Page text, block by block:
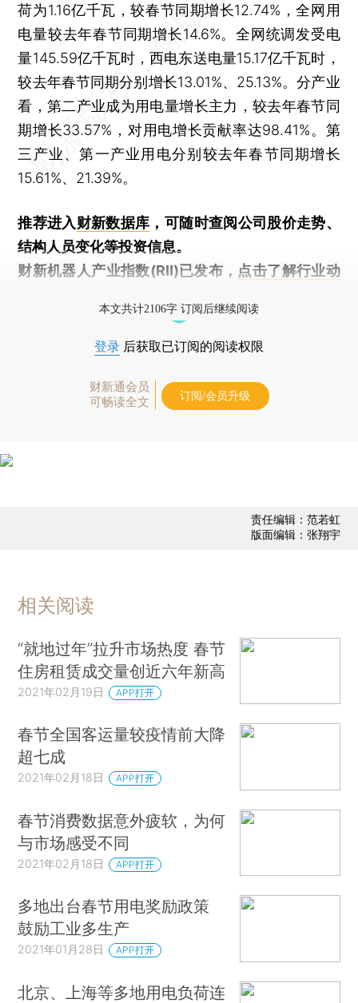
荷为1.16亿千瓦，较春节同期增长12.74%，全网用
电量较去年春节同期增长14.6%。全网统调发受电
量145.59亿千瓦时，西电东送电量15.17亿千瓦时，
较去年春节同期分别增长13.01%、25.13%。分产业
看，第二产业成为用电量增长主力，较去年春节同
期增长33.57%，对用电增长贡献率达98.41%。第
三产业、第一产业用电分别较去年春节同期增长
15.61%、21.39%。
推荐进入财新数据库 ，可随时查阅公司股价走势、
结构人员变化等投资信息。
财新机器人产业指数(RII)已发布， 点击了解行业动
本文共计2106字 订阅后继续阅读
登录 后获取已订阅的阅读权限
财新通会员
可畅读全文
订阅/会员升级
责任编辑：范若虹
版面编辑：张翔宇
相关阅读
“就地过年”拉升市场热度 春节
住房租赁成交量创近六年新高
2021年02月19日 APP打开
春节全国客运量较疫情前大降
超七成
2021年02月18日 APP打开
春节消费数据意外疲软，为何
与市场感受不同
2021年02月18日 APP打开
多地出台春节用电奖励政策
鼓励工业多生产
2021年01月28日 APP打开
北京、上海等多地用电负荷连